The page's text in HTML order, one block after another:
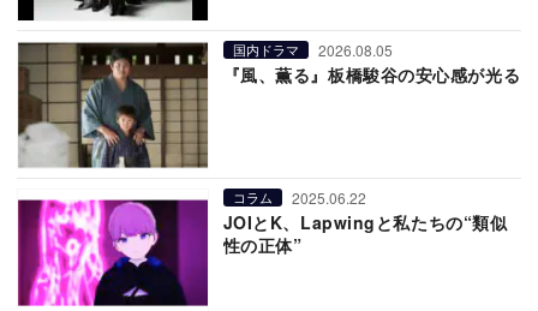
国内ドラマ 2026.08.05
『風、薫る』板橋駿谷の安心感が光る
コラム 2025.06.22
JOIとK、Lapwingと私たちの“類似
性の正体”